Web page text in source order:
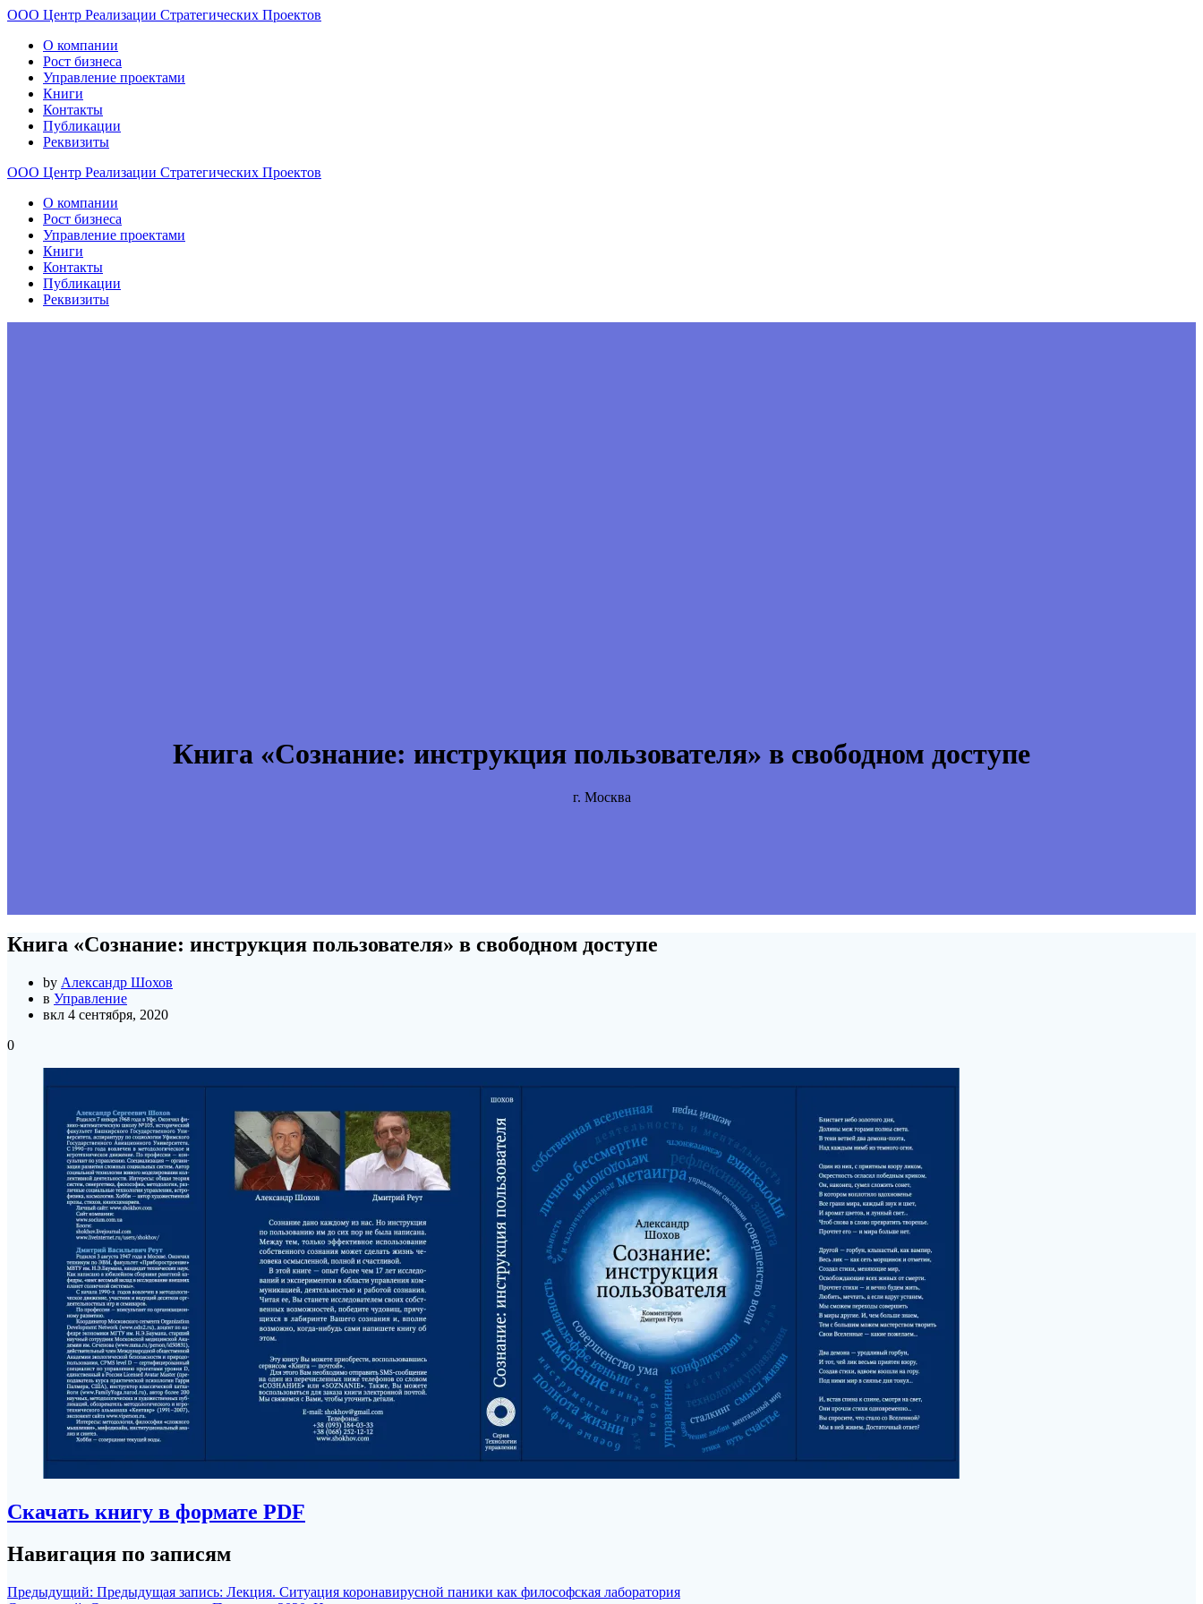
ООО Центр Реализации Стратегических Проектов
О компании
Рост бизнеса
Управление проектами
Книги
Контакты
Публикации
Реквизиты
ООО Центр Реализации Стратегических Проектов
О компании
Рост бизнеса
Управление проектами
Книги
Контакты
Публикации
Реквизиты
Книга «Сознание: инструкция пользователя» в свободном доступе
г. Москва
Книга «Сознание: инструкция пользователя» в свободном доступе
by Александр Шохов
в Управление
вкл 4 сентября, 2020
0
Скачать книгу в формате PDF
Навигация по записям
Предыдущий: Предыдущая запись: Лекция. Ситуация коронавирусной паники как философская лаборатория